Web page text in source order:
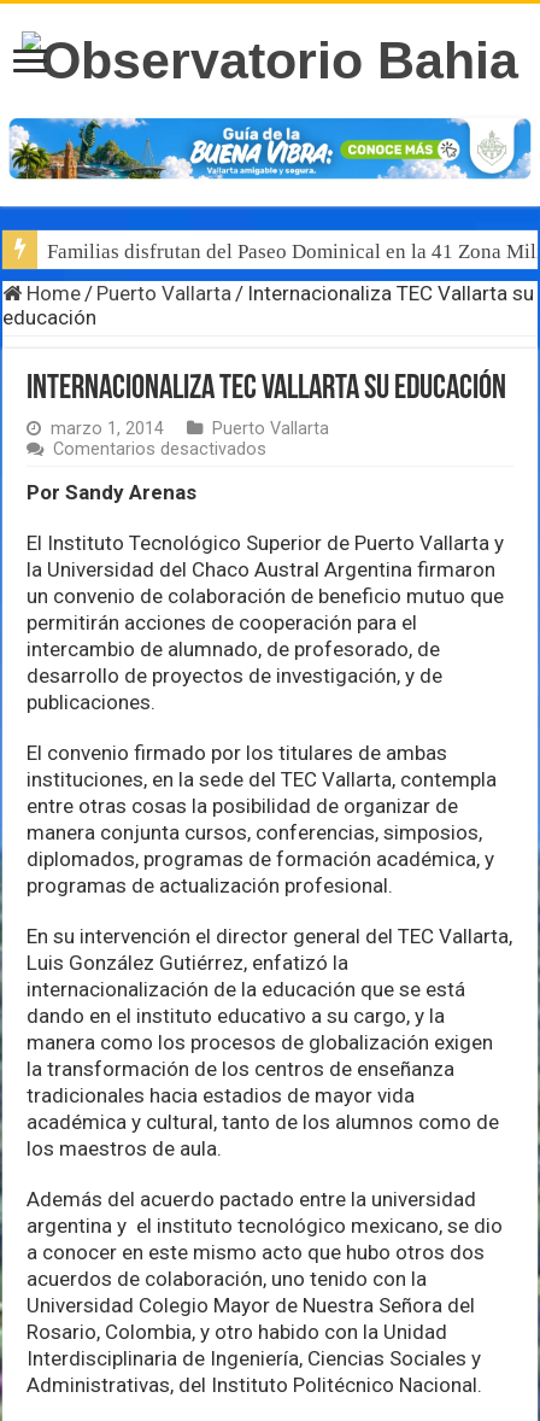
Familias disfrutan del Paseo Dominical en la 41 Zona
Home / Puerto Vallarta / Internacionaliza TEC Vallarta su
educación
Internacionaliza TEC Vallarta su educación
marzo 1, 2014
Puerto Vallarta
Comentarios desactivados
educación
Por Sandy Arenas
El Instituto Tecnológico Superior de Puerto Vallarta y
la Universidad del Chaco Austral Argentina firmaron
un convenio de colaboración de beneficio mutuo que
permitirán acciones de cooperación para el
intercambio de alumnado, de profesorado, de
desarrollo de proyectos de investigación, y de
publicaciones.
El convenio firmado por los titulares de ambas
instituciones, en la sede del TEC Vallarta, contempla
entre otras cosas la posibilidad de organizar de
manera conjunta cursos, conferencias, simposios,
diplomados, programas de formación académica, y
programas de actualización profesional.
En su intervención el director general del TEC Vallarta,
Luis González Gutiérrez, enfatizó la
internacionalización de la educación que se está
dando en el instituto educativo a su cargo, y la
manera como los procesos de globalización exigen
la transformación de los centros de enseñanza
tradicionales hacia estadios de mayor vida
académica y cultural, tanto de los alumnos como de
los maestros de aula.
Además del acuerdo pactado entre la universidad
argentina y el instituto tecnológico mexicano, se dio
a conocer en este mismo acto que hubo otros dos
acuerdos de colaboración, uno tenido con la
Universidad Colegio Mayor de Nuestra Señora del
Rosario, Colombia, y otro habido con la Unidad
Interdisciplinaria de Ingeniería, Ciencias Sociales y
Administrativas, del Instituto Politécnico Nacional.